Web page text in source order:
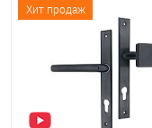
Хит продаж